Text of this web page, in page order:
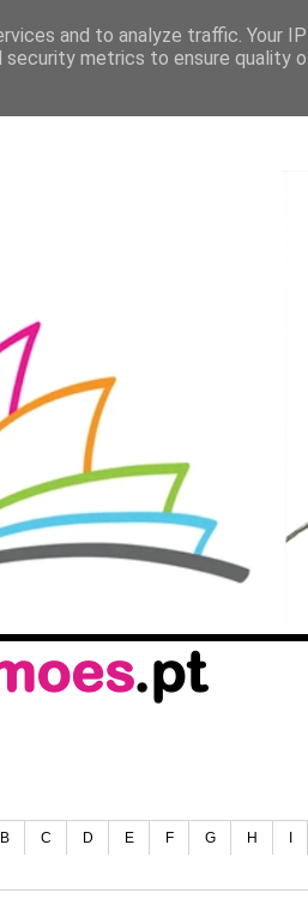
B C D E F G H
and to analyze traffic. Your
metrics to ensure quality